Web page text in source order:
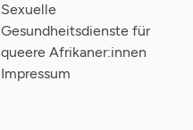
Sexuelle
Gesundheitsdienste für
queere Afrikaner:innen
Impressum